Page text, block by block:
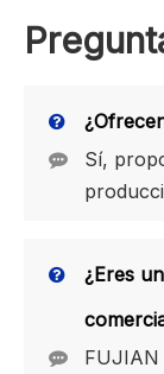
Sí,
¿Eres
FUJIAN